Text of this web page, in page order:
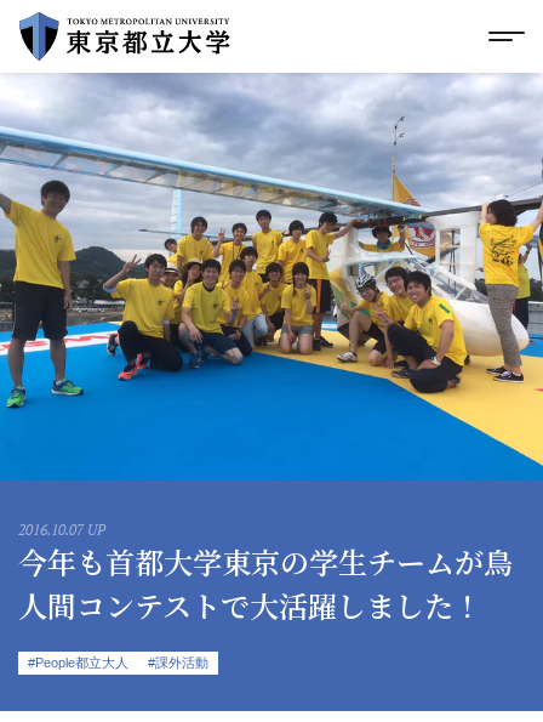
イ
コ
ン
テ
ツ
に
ス
キ
ッ
プ
グローバルメニューにスキップ メ
2016.10.07 UP
今年も首都大学東京の学生チームが鳥
人間コンテストで大活躍しました！
#People都立大人 #課外活動